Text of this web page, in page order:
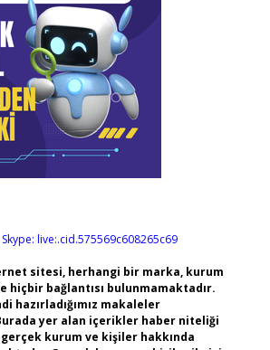
Skype: live:.cid.575569c608265c69
sitesi, herhangi bir marka, kurum
hiçbir bağlantısı bulunmamaktadır.
hazırladığımız makaleler
yer alan içerikler haber niteliği
kurum ve kişiler hakkında